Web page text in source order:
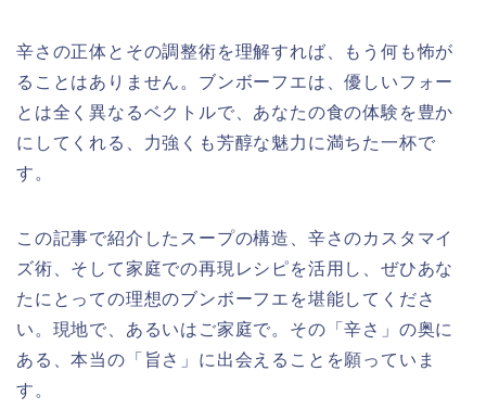
辛さの正体とその調整術を理解すれば、もう何も怖が
ることはありません。ブンボーフエは、優しいフォー
とは全く異なるベクトルで、あなたの食の体験を豊か
にしてくれる、力強くも芳醇な魅力に満ちた一杯で
す。
この記事で紹介したスープの構造、辛さのカスタマイ
ズ術、そして家庭での再現レシピを活用し、ぜひあな
たにとっての理想のブンボーフエを堪能してくださ
い。現地で、あるいはご家庭で。その「辛さ」の奥に
ある、本当の「旨さ」に出会えることを願っていま
す。